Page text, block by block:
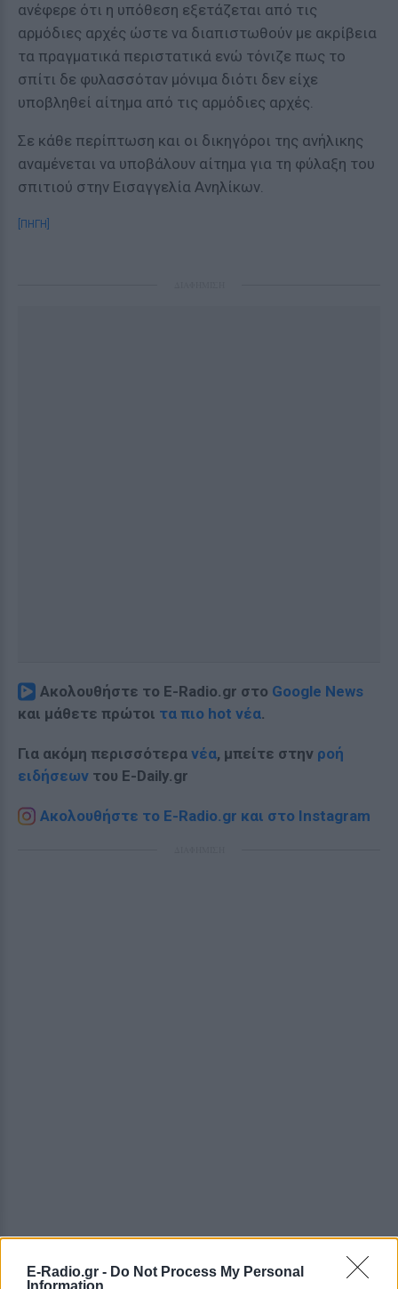
E-Radio.gr - Do Not Process My Personal
Information
ανέφερε ότι η υπόθεση εξετάζεται από τις
αρμόδιες αρχές ώστε να διαπιστωθούν με ακρίβεια
τα πραγματικά περιστατικά ενώ τόνιζε πως το
σπίτι δε φυλασσόταν μόνιμα διότι δεν είχε
υποβληθεί αίτημα από τις αρμόδιες αρχές.
Σε κάθε περίπτωση και οι δικηγόροι της ανήλικης
αναμένεται να υποβάλουν αίτημα για τη φύλαξη του
σπιτιού στην Εισαγγελία Ανηλίκων.
[ΠΗΓΗ]
Ακολουθήστε το E-Radio.gr στο Google News
και μάθετε πρώτοι τα πιο hot νέα.
Για ακόμη περισσότερα νέα, μπείτε στην ροή
ειδήσεων του E-Daily.gr
Ακολουθήστε το E-Radio.gr και στο Instagram
ΔΕΙΤΕ ΕΠΙΣΗΣ